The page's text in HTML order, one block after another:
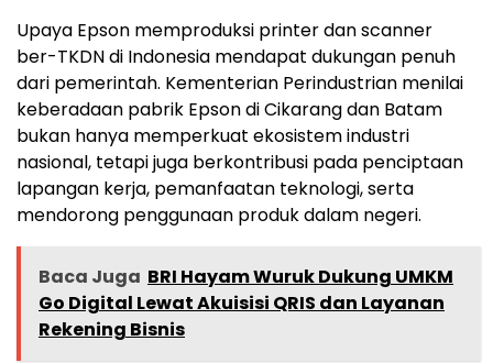
Upaya Epson memproduksi printer dan scanner
ber-TKDN di Indonesia mendapat dukungan penuh
dari pemerintah. Kementerian Perindustrian menilai
keberadaan pabrik Epson di Cikarang dan Batam
bukan hanya memperkuat ekosistem industri
nasional, tetapi juga berkontribusi pada penciptaan
lapangan kerja, pemanfaatan teknologi, serta
mendorong penggunaan produk dalam negeri.
Baca Juga BRI Hayam Wuruk Dukung UMKM
Go Digital Lewat Akuisisi QRIS dan Layanan
Rekening Bisnis